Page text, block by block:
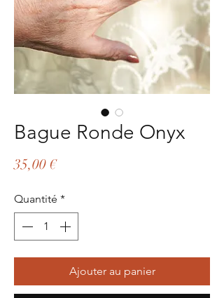
Bague Ronde Onyx
35,00 €Prix
Quantité *
Ajouter au panier